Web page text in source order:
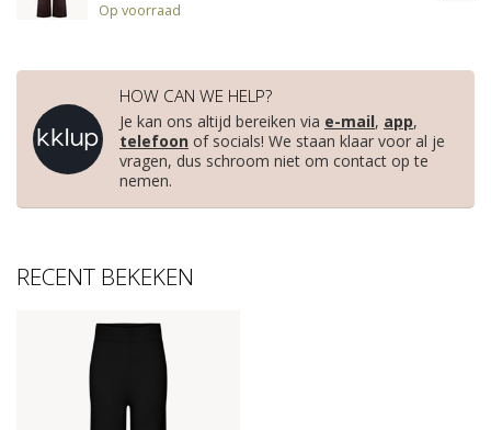
Op voorraad
HOW CAN WE HELP?
Je kan ons altijd bereiken via e-mail, app,
telefoon of socials! We staan klaar voor al je
vragen, dus schroom niet om contact op te
nemen.
RECENT BEKEKEN